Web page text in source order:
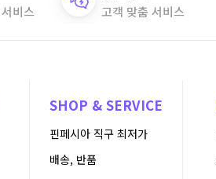
비스 고객 맞춤 서비스
SHOP & SERVICE
핀페시아 직구 최저가
배송, 반품